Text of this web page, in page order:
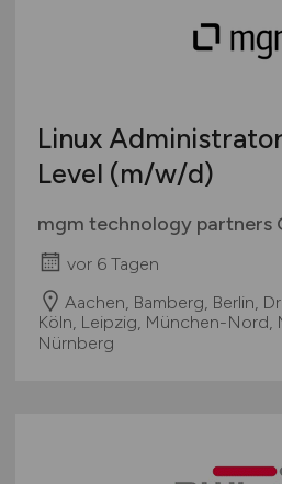
Linux
Level (m/w/d)
mgm technology partners
vor 6 Tagen
Aachen, Bamberg, Berlin,
Köln, Leipzig, München-Nord,
Nürnberg